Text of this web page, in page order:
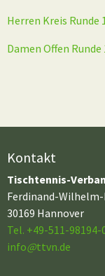
Herren Kreis Runde
Damen Offen Runde
Kontakt
Tischtennis-
Ferdinand-Wilhelm-
30169 Hannover
Tel. +49-511-98194-
info@ttvn.de